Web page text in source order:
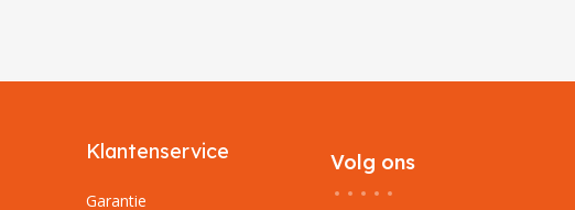
Klantenservice
Garantie
Volg ons